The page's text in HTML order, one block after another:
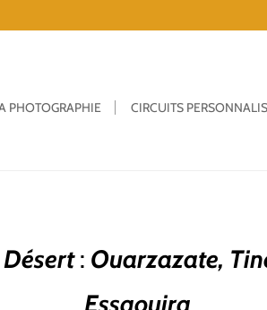
PHOTOGRAPHIE CIRCUITS
: Ouarzazate,
Essaouira